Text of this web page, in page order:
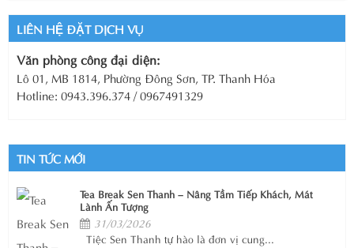
LIÊN HỆ ĐẶT DỊCH VỤ
Văn phòng công đại diện:
Lô 01, MB 1814, Phường Đông Sơn, TP. Thanh Hóa
Hotline: 0943.396.374 / 0967491329
TIN TỨC MỚI
Tea Break Sen Thanh – Nâng Tầm Tiếp Khách, Mát
Lành Ấn Tượng
31/03/2026
Tiệc Sen Thanh tự hào là đơn vị cung...